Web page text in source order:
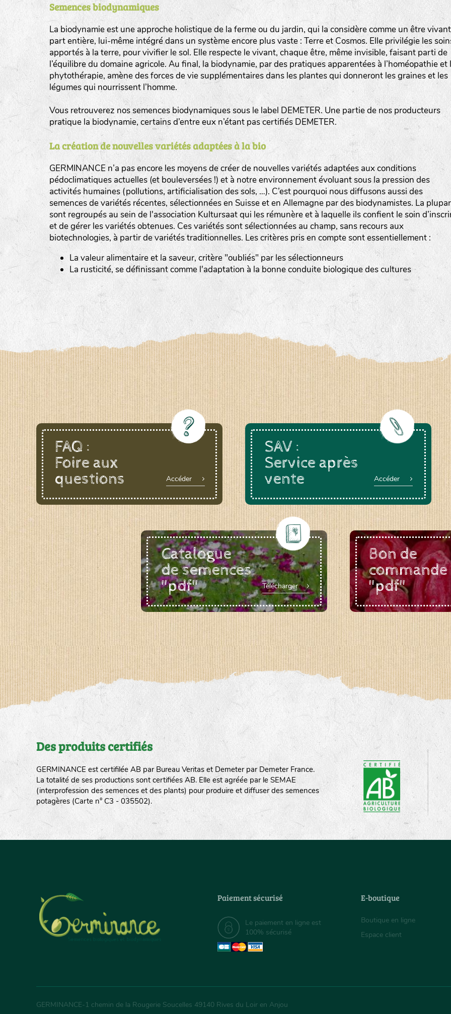
Semences biodynamiques
La biodynamie est une approche holistique de la ferme ou du jardin, qui la considère comme un être
part entière, lui-même intégré dans un système encore plus vaste : Terre et Cosmos. Elle privilégie les
apportés à la terre, pour vivifier le sol. Elle respecte le vivant, chaque être, même invisible, faisant parti de
l’équilibre du domaine agricole. Au final, la biodynamie, par des pratiques apparentées à l’homéopathie et
phytothérapie, amène des forces de vie supplémentaires dans les plantes qui donneront les graines et les
légumes qui nourrissent l’homme.
Vous retrouverez nos semences biodynamiques sous le label DEMETER. Une partie de nos producteurs
pratique la biodynamie, certains d’entre eux n’étant pas certifiés DEMETER.
La création de nouvelles variétés adaptées à la bio
GERMINANCE n’a pas encore les moyens de créer de nouvelles variétés adaptées aux conditions
pédoclimatiques actuelles (et bouleversées !) et à notre environnement évoluant sous la pression des
activités humaines (pollutions, artificialisation des sols, …). C’est pourquoi nous diffusons aussi des
semences de variétés récentes, sélectionnées en Suisse et en Allemagne par des biodynamistes. La
sont regroupés au sein de l'association Kultursaat qui les rémunère et à laquelle ils confient le soin
et de gérer les variétés obtenues. Ces variétés sont sélectionnées au champ, sans recours aux
biotechnologies, à partir de variétés traditionnelles. Les critères pris en compte sont essentiellement :
La valeur alimentaire et la saveur, critère "oubliés" par les sélectionneurs
La rusticité, se définissant comme l'adaptation à la bonne conduite biologique des cultures
BINGENHEIMER SAATGUT (BGH)
www.bingenheimersaatgut.de
DE BOLSTER (DBO)
www.bolster.nl
GRAINE DEL PAÏS (GDP)
www.grainesdelpais.com
JARDIN EN’VIE (JEV)
LA BOITE A GRAINES (LBAG)
www.laboiteagraines.com
L’AUBEPIN (PDO)
www.aubepin.fr
LE BIAU GERME (LBG)
www.biaugerme.com
SATIVA RHEINAU (SAD)
www.sativa-rheinau.ch
SEMAILLES (SEM)
www.semaille.com
BPA : Initiales du producteur ou du fournisseur de
semence.
1 : Numéro d’ordre du lot
A : Sans calibre.
: Gros
: Moyen calibre
P: Petit calibre
Légumes feuilles
Légumes racines
Plantes aromatiques
FAQ :
Foire aux
questions
Accéder
SAV :
Service après
vente
Accéder
Catalogue
de semences
"pdf"
Télécharger
Bon de
commande
"pdf"
Des produits certifiés
GERMINANCE est certifilée AB par Bureau Veritas et Demeter par Demeter France.
La totalité de ses productions sont certifiées AB. Elle est agréée par le SEMAE
(interprofession des semences et des plants) pour produire et diffuser des semences
potagères (Carte n° C3 - 035502).
Paiement sécurisé
Le paiement en ligne est
100% sécurisé
E-boutique
Boutique en ligne
Espace client
GERMINANCE-1 chemin de la Rougerie Soucelles 49140 Rives du Loir en Anjou